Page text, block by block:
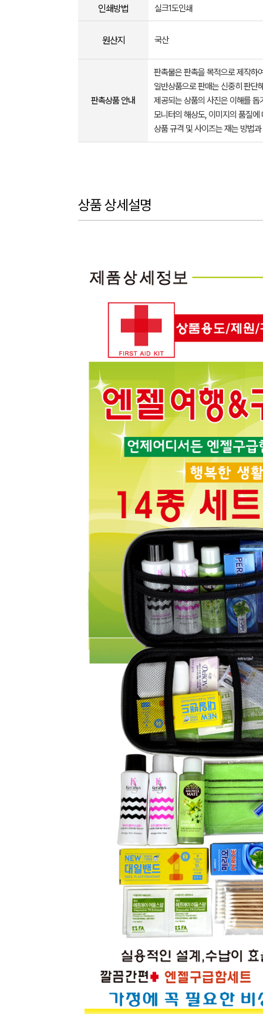
인쇄방법 실크1도인쇄
원산지 국산
판촉상품 안내
판촉물은 판촉을 목적으로 제작하
일반상품으로 판매는 신중히 판단
제공되는 상품의 사진은 이해를
모니터의 해상도, 이미지의 품질
상품 규격 및 사이즈는 재는 방법
상품 상세설명